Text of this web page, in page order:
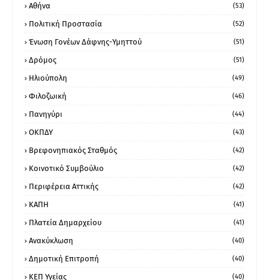
Αθήνα (53)
Πολιτική Προστασία (52)
Ένωση Γονέων Δάφνης-Υμηττού (51)
Δρόμος (51)
Ηλιούπολη (49)
Φιλοζωική (46)
Πανηγύρι (44)
ΟΚΠΔΥ (43)
Βρεφονηπιακός Σταθμός (42)
Κοινοτικό Συμβούλιο (42)
Περιφέρεια Αττικής (42)
ΚΑΠΗ (41)
Πλατεία Δημαρχείου (41)
Ανακύκλωση (40)
Δημοτική Επιτροπή (40)
ΚΕΠ Υγείας (40)